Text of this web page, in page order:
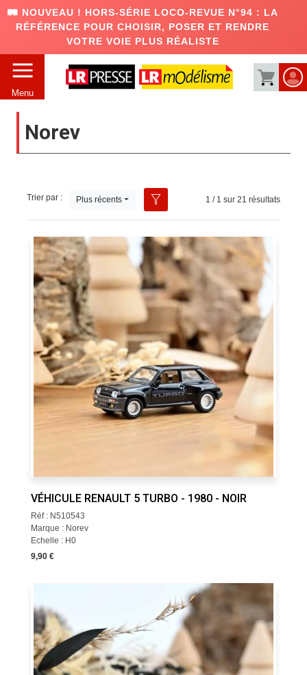
🛤️ NOUVEAU ! HORS-SÉRIE LOCO-REVUE N°94 : LA
RÉFÉRENCE POUR CHOISIR, POSER ET RENDRE
VOTRE VOIE PLUS RÉALISTE
Menu
Norev
1 / 1 sur 21 résultats
Trier par : Plus récents
VÉHICULE RENAULT 5 TURBO - 1980 - NOIR
Réf : N510543
Marque : Norev
Echelle : H0
9,90 €